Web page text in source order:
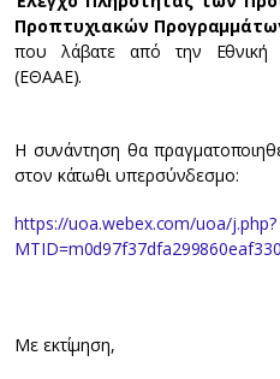
Προπτυχιακών
που λάβατε από την Εθνική
(ΕΘΑΑΕ).
Η συνάντηση θα
στον κάτωθι υπερσύνδεσμο:
https://uoa.webex.com/uoa/j.php?
Με εκτίμηση,